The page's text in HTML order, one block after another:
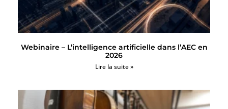
Webinaire – L’intelligence artificielle dans l’AEC en
2026
Lire la suite »